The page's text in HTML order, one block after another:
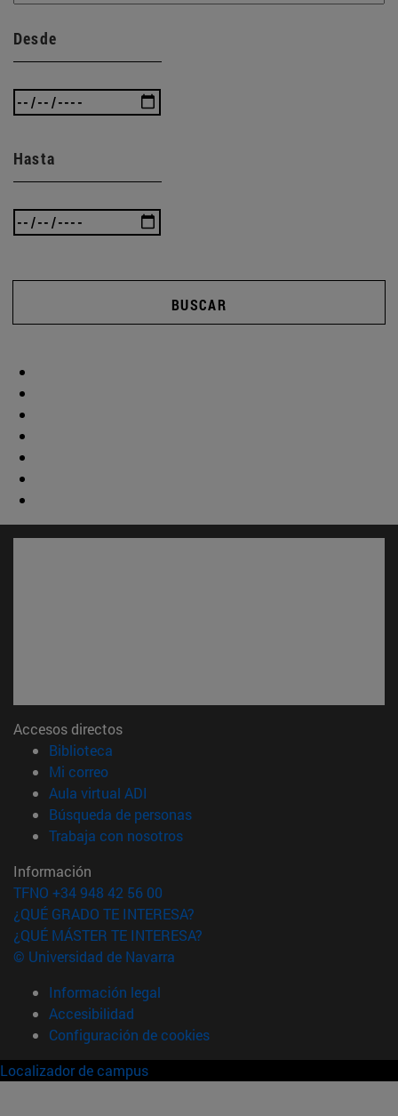
Desde
Hasta
BUSCAR
Accesos directos
Biblioteca
Mi correo(abre en nueva ventana)
Aula virtual ADI
Búsqueda de personas(abre en nueva ventana)
Trabaja con nosotros(abre en nueva ventana)
Información
TFNO +34 948 42 56 00
¿QUÉ GRADO TE INTERESA?
¿QUÉ MÁSTER TE INTERESA?
© Universidad de Navarra
Información legal
Accesibilidad
Configuración de cookies
Localizador de campus